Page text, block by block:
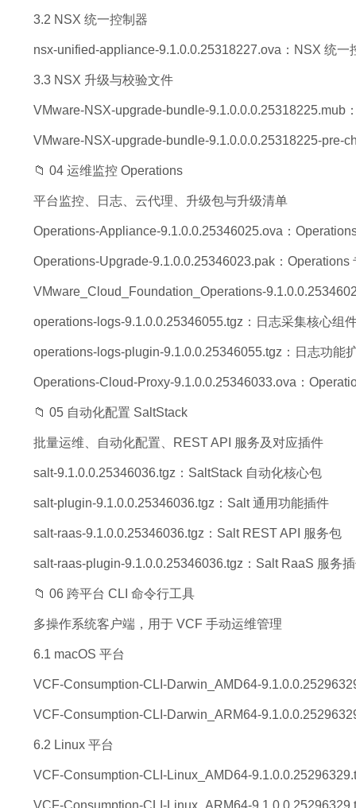
3.2 NSX 统一控制器
nsx-unified-appliance-9.1.0.0.25318227.ova：NSX 统一
3.3 NSX 升级与校验文件
VMware-NSX-upgrade-bundle-9.1.0.0.0.25318225.mub
VMware-NSX-upgrade-bundle-9.1.0.0.0.25318225-pre-
📁 04 运维监控 Operations
平台监控、日志、云代理、升级包与升级清单
Operations-Appliance-9.1.0.0.25346025.ova：
Operations-Upgrade-9.1.0.0.25346023.pak：Operations
VMware_Cloud_Foundation_Operations-
operations-logs-9.1.0.0.25346055.tgz：日志采集核心组
operations-logs-plugin-9.1.0.0.25346055.tgz：日志功能
Operations-Cloud-Proxy-9.1.0.0.25346033.ova：
📁 05 自动化配置 SaltStack
批量运维、自动化配置、REST API 服务及对应插件
salt-9.1.0.0.25346036.tgz：SaltStack 自动化核心包
salt-plugin-9.1.0.0.25346036.tgz：Salt 通用功能插件
salt-raas-9.1.0.0.25346036.tgz：Salt REST API 服务包
salt-raas-plugin-9.1.0.0.25346036.tgz：Salt RaaS 服务
📁 06 跨平台 CLI 命令行工具
多操作系统客户端，用于 VCF 手动运维管理
6.1 macOS 平台
VCF-Consumption-CLI-Darwin_AMD64-
VCF-Consumption-CLI-Darwin_ARM64-
6.2 Linux 平台
VCF-Consumption-CLI-Linux_AMD64-